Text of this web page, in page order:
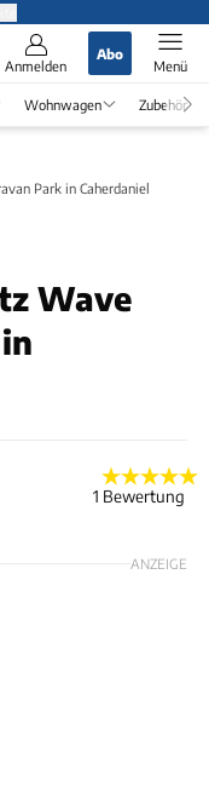
Anmelden
Abo
Menü
Wohnwagen Zubehör
Park in Caherdaniel
Wave
1 Bewertung
ANZEIGE